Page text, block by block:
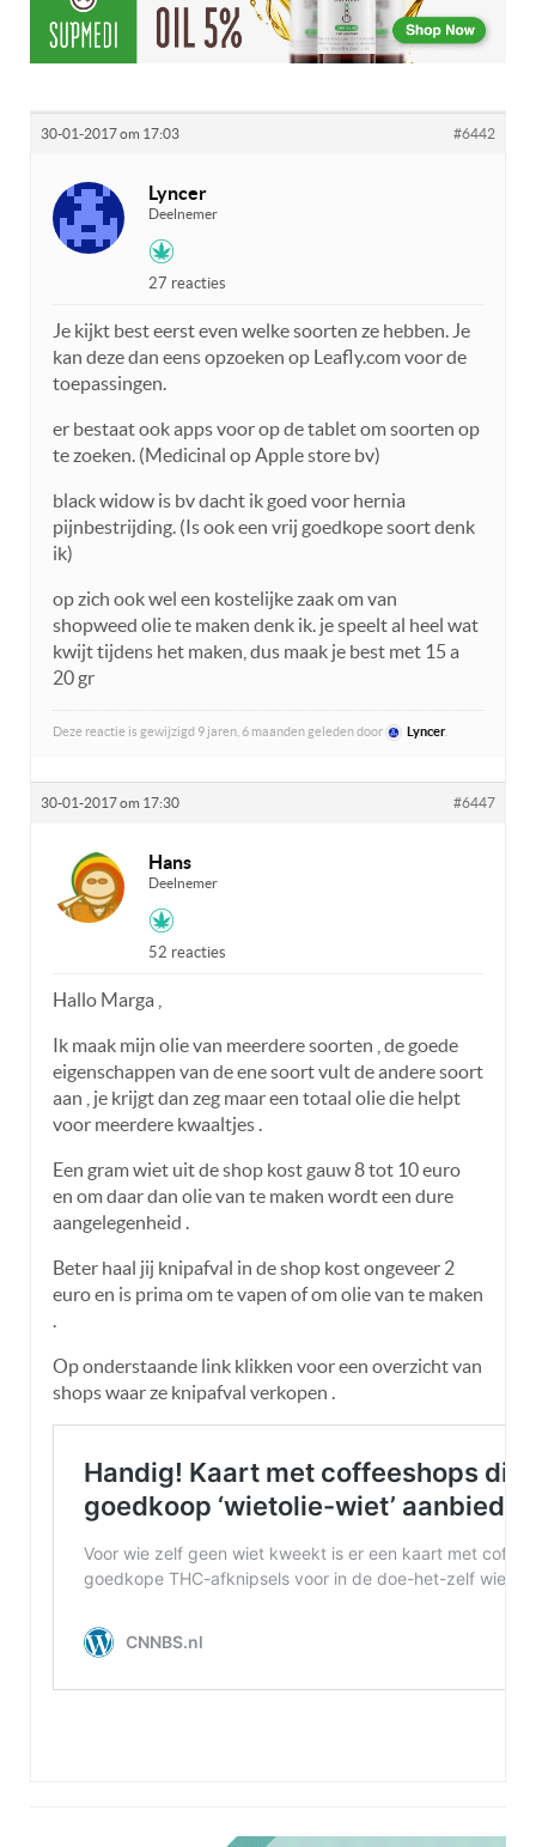
30-01-2017 om 17:03 #6442
Lyncer
Deelnemer
27 reacties
Je kijkt best eerst even welke soorten ze hebben. Je
kan deze dan eens opzoeken op Leafly.com voor de
toepassingen.
er bestaat ook apps voor op de tablet om soorten op
te zoeken. (Medicinal op Apple store bv)
black widow is bv dacht ik goed voor hernia
pijnbestrijding. (Is ook een vrij goedkope soort denk
ik)
op zich ook wel een kostelijke zaak om van
shopweed olie te maken denk ik. je speelt al heel wat
kwijt tijdens het maken, dus maak je best met 15 a
20 gr
Deze reactie is gewijzigd 9 jaren, 6 maanden geleden door Lyncer.
30-01-2017 om 17:30 #6447
Hans
Deelnemer
52 reacties
Hallo Marga ,
Ik maak mijn olie van meerdere soorten , de goede
eigenschappen van de ene soort vult de andere soort
aan , je krijgt dan zeg maar een totaal olie die helpt
voor meerdere kwaaltjes .
Een gram wiet uit de shop kost gauw 8 tot 10 euro
en om daar dan olie van te maken wordt een dure
aangelegenheid .
Beter haal jij knipafval in de shop kost ongeveer 2
euro en is prima om te vapen of om olie van te maken
.
Op onderstaande link klikken voor een overzicht van
shops waar ze knipafval verkopen .